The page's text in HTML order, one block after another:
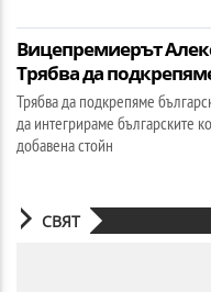
Вицепремиерът
Трябва да
Трябва да подкрепяме
да интегрираме българските
добавена стойн
СВЯТ